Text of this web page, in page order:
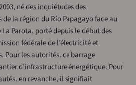
né des inquiétudes des
la région du Río Papagayo face au
Parota, porté depuis le début des
fédérale de l’électricité et
Pour les autorités, ce barrage
d’infrastructure énergétique. Pour
en revanche, il signifiait